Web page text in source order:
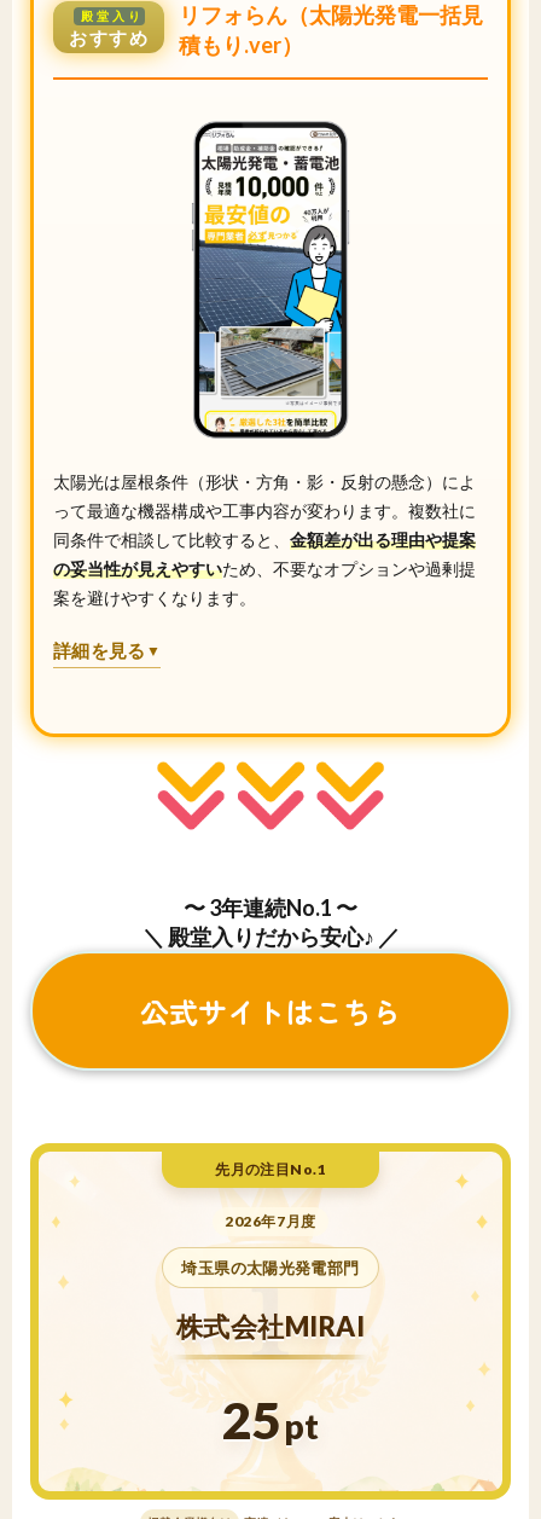
殿堂入り
おすすめ
リフォらん（太陽光発電一括見
積もり.ver）
太陽光は屋根条件（形状・方角・影・反射の懸念）によ
って最適な機器構成や工事内容が変わります。複数社に
同条件で相談して比較すると、 金額差が出る理由や提案
の妥当性が見えやすいため、不要なオプションや過剰提
案を避けやすくなります。
詳細を見る ▼
〜 3年連続No.1 〜
＼ 殿堂入りだから安心♪ ／
公式サイトはこちら
先月の注目No.1
2026年7月度
埼玉県の太陽光発電部門
株式会社MIRAI
25pt